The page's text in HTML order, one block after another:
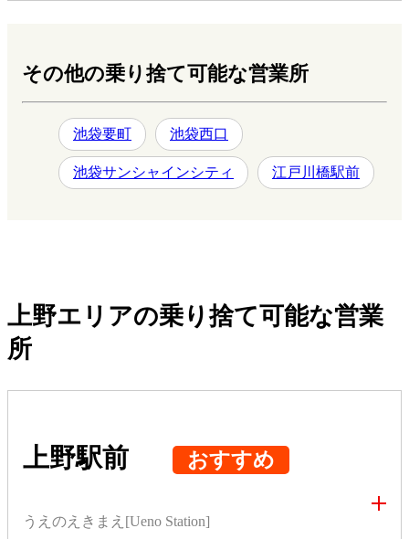
その他の乗り捨て可能な営業所
池袋要町 池袋西口
池袋サンシャインシティ 江戸川橋駅前
上野エリアの乗り捨て可能な営業
所
上野駅前 おすすめ
うえのえきまえ[Ueno Station]